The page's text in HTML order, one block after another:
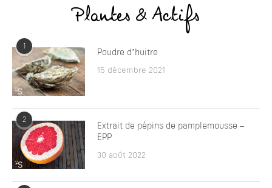
Plantes & Actifs
1
Poudre d’huitre
15 décembre 2021
2
Extrait de pépins de pamplemousse –
EPP
30 août 2022